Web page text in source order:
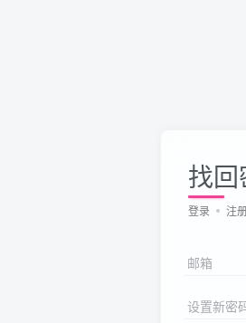
找
登录 注
邮箱
设置新密